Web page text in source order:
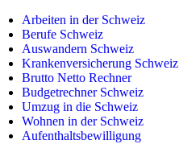
Arbeiten in der Schweiz
Berufe Schweiz
Auswandern Schweiz
Krankenversicherung Schweiz
Brutto Netto Rechner
Budgetrechner Schweiz
Umzug in die Schweiz
Wohnen in der Schweiz
Aufenthaltsbewilligung